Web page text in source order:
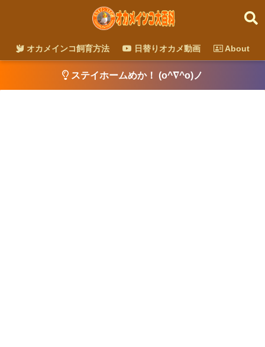
オカメインコ飼育方法 日替りオカメ動画 About
ステイホームめか！ (o^∇^o)ノ